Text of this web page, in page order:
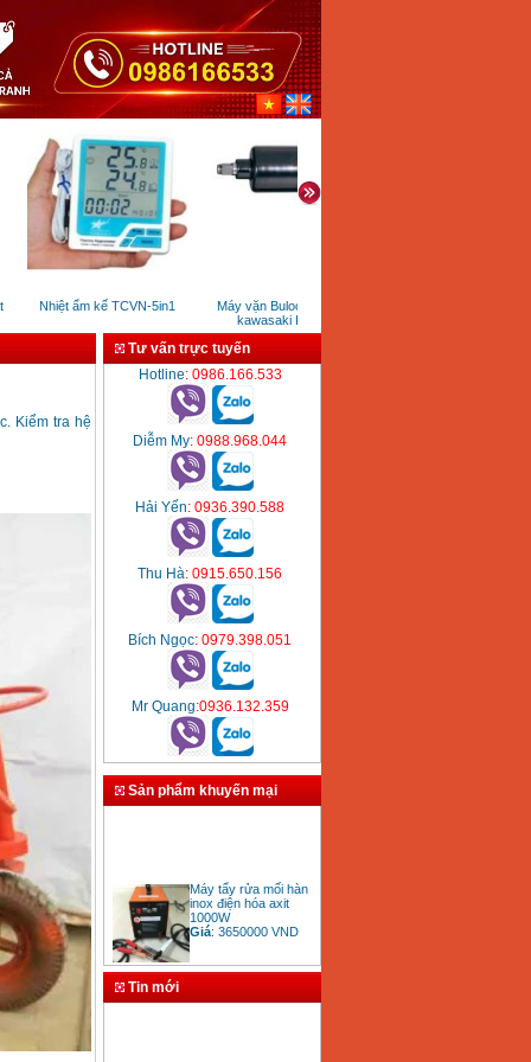
Nhiệt ẩm kế TCVN-5in1
Máy vặn Buloong 1/2 inch
kawasaki KPT 231
Kiểm tra hệ
Tư vấn trực tuyến
Hotline: 0986.166.533
Diễm My: 0988.968.044
Hải Yến: 0936.390.588
Thu Hà: 0915.650.156
Bích Ngọc: 0979.398.051
Mr Quang:0936.132.359
Sản phẩm khuyến mại
inox điện hóa axit
1000W
Giá:3650000
Tin mới